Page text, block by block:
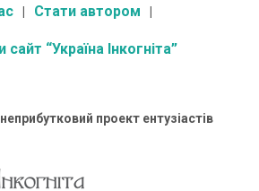
Стати автором
сайт “Україна Інкогніта”
неприбутковий проект ентузіастів